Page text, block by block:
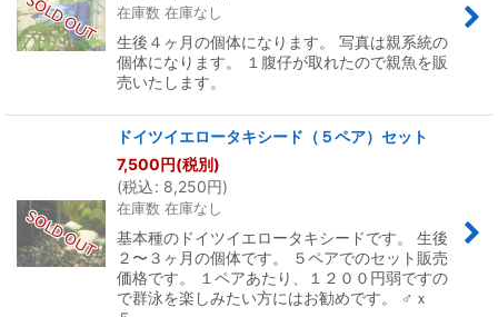
在庫数 在庫なし
生後４ヶ月の個体になります。 写真は親系統の
個体になります。 １腹仔が取れたので親魚を販
売いたします。
ドイツイエロータキシード（５ペア）セット
7,500円(税別)
(税込: 8,250円)
在庫数 在庫なし
基本種のドイツイエロータキシードです。 生後
２〜３ヶ月の個体です。 ５ペアでのセット販売
価格です。 １ペアあたり、１２００円弱ですの
で群泳を楽しみたい方にはお勧めです。 ♂ｘ